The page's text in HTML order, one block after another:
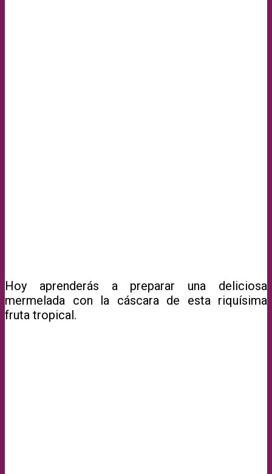
Hoy aprenderás a preparar una deliciosa
mermelada con la cáscara de esta riquísima
fruta tropical.